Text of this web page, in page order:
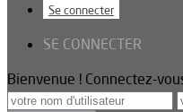
Se connecter
SE CONNECTER
Bienvenue ! Connectez-